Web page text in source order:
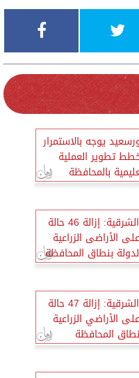
يوجه بالاستمرار
تطوير العملية
بالمحافظة
محافظ الشرقية: إزالة 46 حالة
الأراضى الزراعية
بنطاق المحافظة
محافظ الشرقية: إزالة 47 حالة
الأراضي الزراعية
المحافظة